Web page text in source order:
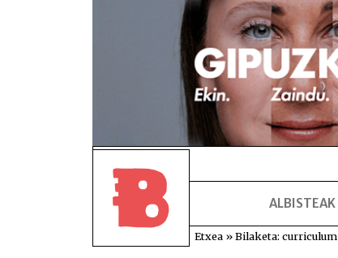
ALBISTEAK
Etxea »Bilaketa: curriculum